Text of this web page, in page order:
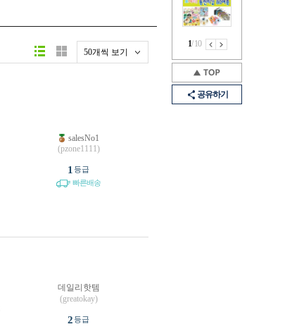
1/10
공유하기
50개씩 보기
salesNo1
(pzone1111)
1 등급
빠른배송
데일리핫템
(greatokay)
2등급